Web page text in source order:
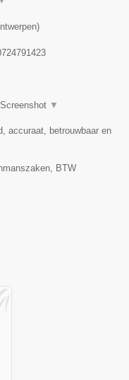
)
Screenshot ▼
accuraat, betrouwbaar en
BTW